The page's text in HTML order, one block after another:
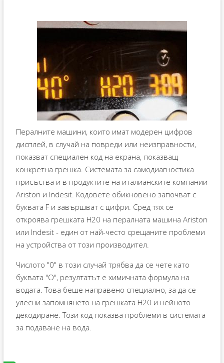
Пералните машини, които имат модерен цифров
дисплей, в случай на повреди или неизправности,
показват специален код на екрана, показващ
конкретна грешка. Системата за самодиагностика
присъства и в продуктите на италианските компании
Ariston и Indesit. Кодовете обикновено започват с
буквата F и завършват с цифри. Сред тях се
откроява грешката H20 на пералната машина Ariston
или Indesit - един от най-често срещаните проблеми
на устройства от този производител.
Числото "0" в този случай трябва да се чете като
буквата "O", резултатът е химичната формула на
водата. Това беше направено специално, за да се
улесни запомнянето на грешката H20 и нейното
декодиране. Този код показва проблеми в системата
за подаване на вода.